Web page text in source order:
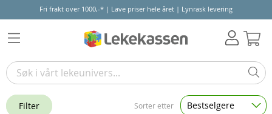
Fri frakt over 1000,-* | Lave priser hele året | Lynrask levering
Filter Sorter etter Bestselgere